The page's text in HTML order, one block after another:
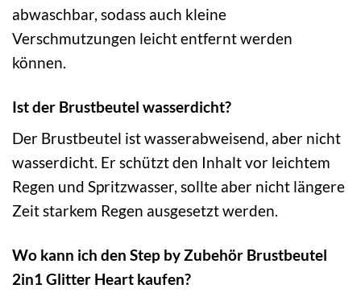
abwaschbar, sodass auch kleine
Verschmutzungen leicht entfernt werden
können.
Ist der Brustbeutel wasserdicht?
Der Brustbeutel ist wasserabweisend, aber nicht
wasserdicht. Er schützt den Inhalt vor leichtem
Regen und Spritzwasser, sollte aber nicht längere
Zeit starkem Regen ausgesetzt werden.
Wo kann ich den Step by Zubehör Brustbeutel
2in1 Glitter Heart kaufen?